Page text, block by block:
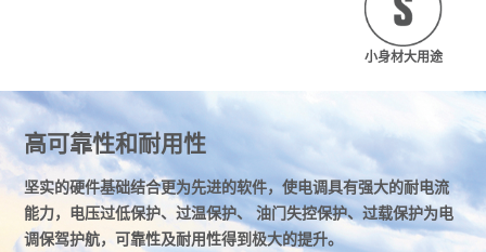
小身材大用途
高可靠性和耐用性
坚实的硬件基础结合更为先进的软件，使电调具有强大的耐电流
能力，电压过低保护、过温保护、 油门失控保护、过载保护为电
调保驾护航，可靠性及耐用性得到极大的提升。